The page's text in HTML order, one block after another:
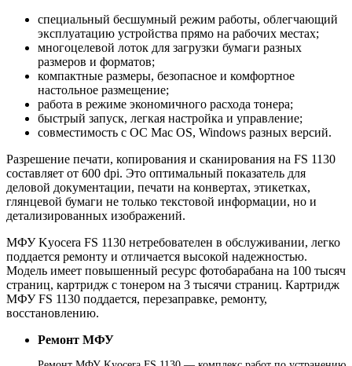
специальный бесшумный режим работы, облегчающий
эксплуатацию устройства прямо на рабочих местах;
многоцелевой лоток для загрузки бумаги разных
размеров и форматов;
компактные размеры, безопасное и комфортное
настольное размещение;
работа в режиме экономичного расхода тонера;
быстрый запуск, легкая настройка и управление;
совместимость с ОС Mac OS, Windows разных версий.
Разрешение печати, копирования и сканирования на FS 1130
составляет от 600 dpi. Это оптимальный показатель для
деловой документации, печати на конвертах, этикетках,
глянцевой бумаги не только текстовой информации, но и
детализированных изображений.
МФУ Kyocera FS 1130 нетребователен в обслуживании, легко
поддается ремонту и отличается высокой надежностью.
Модель имеет повышенный ресурс фотобарабана на 100 тысяч
страниц, картридж с тонером на 3 тысячи страниц. Картридж
МФУ FS 1130 поддается, перезаправке, ремонту,
восстановлению.
Ремонт МФУ